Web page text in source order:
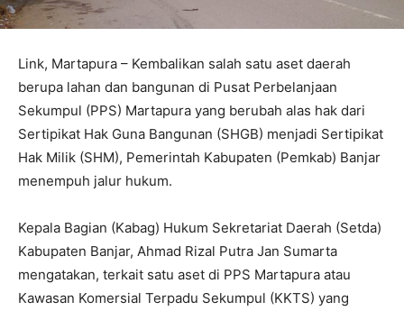
Link, Martapura – Kembalikan salah satu aset daerah
berupa lahan dan bangunan di Pusat Perbelanjaan
Sekumpul (PPS) Martapura yang berubah alas hak dari
Sertipikat Hak Guna Bangunan (SHGB) menjadi Sertipikat
Hak Milik (SHM), Pemerintah Kabupaten (Pemkab) Banjar
menempuh jalur hukum.
Kepala Bagian (Kabag) Hukum Sekretariat Daerah (Setda)
Kabupaten Banjar, Ahmad Rizal Putra Jan Sumarta
mengatakan, terkait satu aset di PPS Martapura atau
Kawasan Komersial Terpadu Sekumpul (KKTS) yang